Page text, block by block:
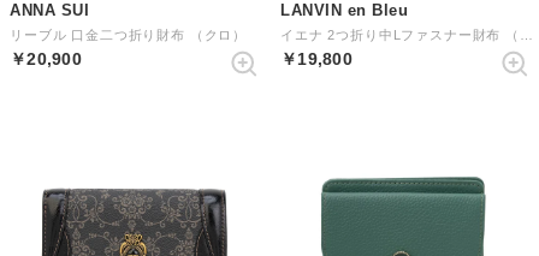
ANNA SUI
リーブル 口金二つ折り財布 （クロ）
￥20,900
LANVIN en Bleu
￥19,800